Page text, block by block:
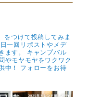
をつけて投稿してみま
一回リポストやメデ
ます。
キャンプバル
やモヤモヤをワクワク
中！
フォローをお待